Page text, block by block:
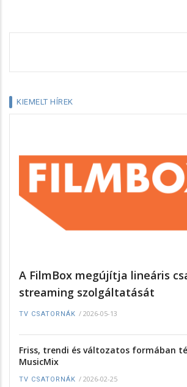
KIEMELT HÍREK
A FilmBox megújítja lineáris
streaming szolgáltatását
TV CSATORNÁK / 2026-05-13
Friss, trendi és változatos formában
MusicMix
TV CSATORNÁK / 2026-02-25